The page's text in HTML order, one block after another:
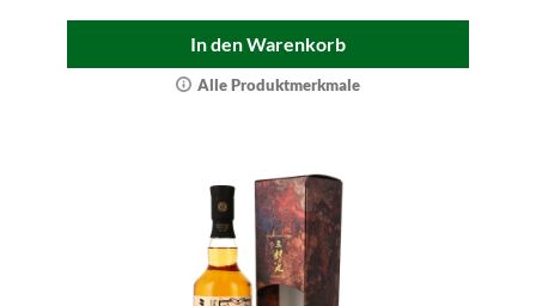
In den Warenkorb
Alle Produktmerkmale